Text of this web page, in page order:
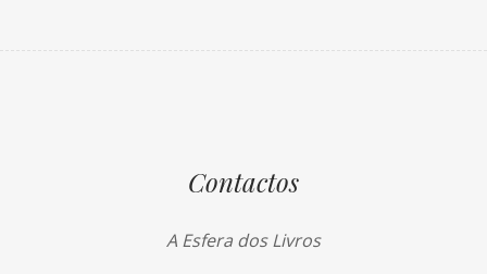
Contactos
A Esfera dos Livros